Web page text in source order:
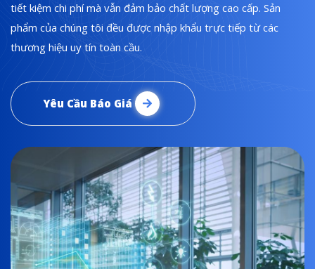
tiết kiệm chi phí mà vẫn đảm bảo chất lượng cao cấp. Sản
phẩm của chúng tôi đều được nhập khẩu trực tiếp từ các
thương hiệu uy tín toàn cầu.
Yêu Cầu Báo Giá